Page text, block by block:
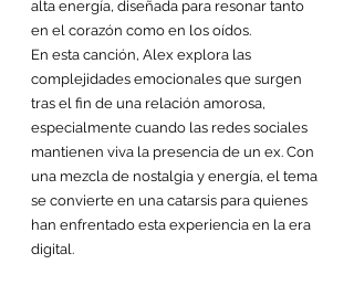
alta energía, diseñada para resonar tanto
en el corazón como en los oídos.
En esta canción, Alex explora las
complejidades emocionales que surgen
tras el fin de una relación amorosa,
especialmente cuando las redes sociales
mantienen viva la presencia de un ex. Con
una mezcla de nostalgia y energía, el tema
se convierte en una catarsis para quienes
han enfrentado esta experiencia en la era
digital.